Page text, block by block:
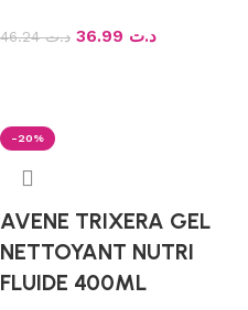
د.ت46.24 د.ت
-20%
AVENE TRIXERA GEL
NETTOYANT NUTRI
FLUIDE 400ML